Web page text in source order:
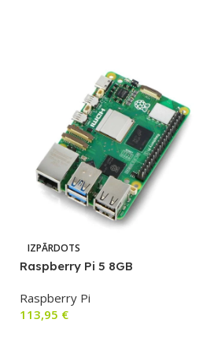
IZPĀRDOTS
Raspberry Pi 5 8GB
Raspberry Pi
113,95 €